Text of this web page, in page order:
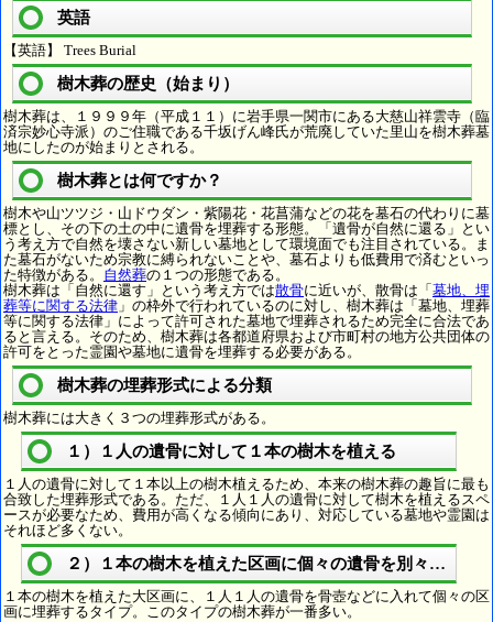
英語
【英語】 Trees Burial
樹木葬の歴史（始まり）
樹木葬は、１９９９年（平成１１）に岩手県一関市にある大慈山祥雲寺（臨
済宗妙心寺派）のご住職である千坂げん峰氏が荒廃していた里山を樹木葬墓
地にしたのが始まりとされる。
樹木葬とは何ですか？
樹木や山ツツジ・山ドウダン・紫陽花・花菖蒲などの花を墓石の代わりに墓
標とし、その下の土の中に遺骨を埋葬する形態。「遺骨が自然に還る」とい
う考え方で自然を壊さない新しい墓地として環境面でも注目されている。ま
た墓石がないため宗教に縛られないことや、墓石よりも低費用で済むといっ
た特徴がある。 自然葬の１つの形態である。
樹木葬は「自然に還す」という考え方では散骨に近いが、散骨は「 墓地、埋
葬等に関する法律 」の枠外で行われているのに対し、樹木葬は「墓地、埋葬
等に関する法律」によって許可された墓地で埋葬されるため完全に合法であ
ると言える。そのため、樹木葬は各都道府県および市町村の地方公共団体の
許可をとった霊園や墓地に遺骨を埋葬する必要がある。
樹木葬の埋葬形式による分類
樹木葬には大きく３つの埋葬形式がある。
１）１人の遺骨に対して１本の樹木を植える
１人の遺骨に対して１本以上の樹木植えるため、本来の樹木葬の趣旨に最も
合致した埋葬形式である。ただ、１人１人の遺骨に対して樹木を植えるスペ
ースが必要なため、費用が高くなる傾向にあり、対応している墓地や霊園は
それほど多くない。
２）１本の樹木を植えた区画に個々の遺骨を別々に埋葬
１本の樹木を植えた大区画に、１人１人の遺骨を骨壺などに入れて個々の区
画に埋葬するタイプ。このタイプの樹木葬が一番多い。